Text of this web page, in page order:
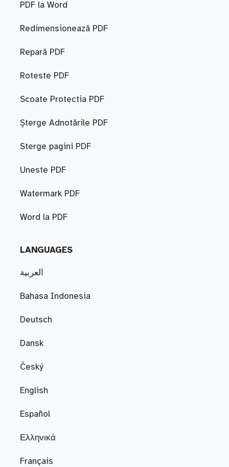
PDF la Word
Redimensionează PDF
Repară PDF
Roteste PDF
Scoate Protectia PDF
Șterge Adnotările PDF
Sterge pagini PDF
Uneste PDF
Watermark PDF
Word la PDF
LANGUAGES
العربية
Bahasa Indonesia
Deutsch
Dansk
Český
English
Español
Ελληνικά
Français